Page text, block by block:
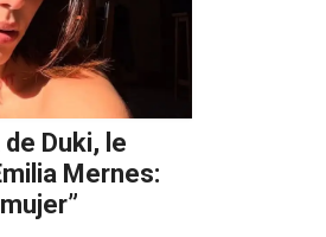
Duki, le
Mernes: